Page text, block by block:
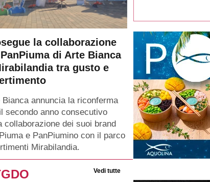
la collaborazione
di Arte Bianca
tra gusto e
Bianca annuncia la riconferma
secondo anno consecutivo
collaborazione dei suoi brand
e PanPiumino con il parco
Mirabilandia.
Vedi tutte